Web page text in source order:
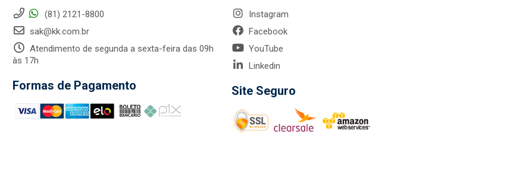
(81) 2121-8800
sak@kk.com.br
Atendimento de segunda a sexta-feira das 09h
às 17h
Formas de Pagamento
Instagram
Facebook
YouTube
Linkedin
Site Seguro